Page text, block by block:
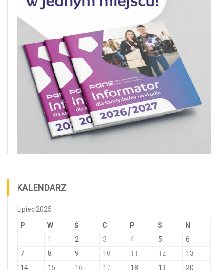
KALENDARZ
Lipiec 2025
P W Ś C P S
N
1
2 3 4 5
6
7
8 9 10 11 12
13
14
15 16 17 18 19 20